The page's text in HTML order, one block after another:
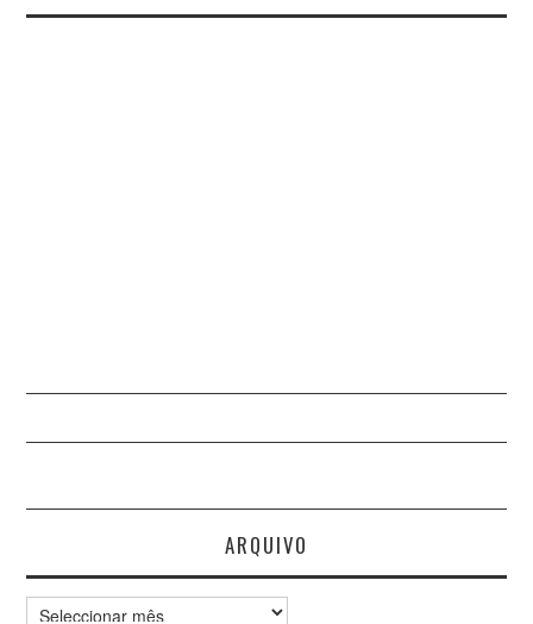
ARQUIVO
Arquivo